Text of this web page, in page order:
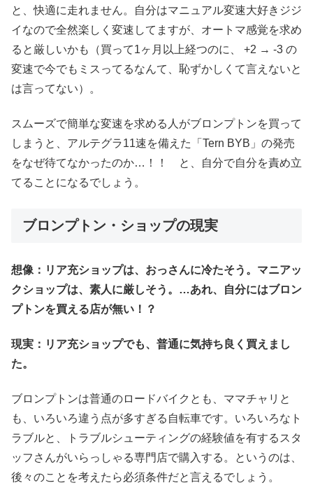
と、快適に走れません。自分はマニュアル変速大好きジジ
イなので全然楽しく変速してますが、オートマ感覚を求め
ると厳しいかも（買って1ヶ月以上経つのに、 +2 → -3 の
変速で今でもミスってるなんて、恥ずかしくて言えないと
は言ってない）。
スムーズで簡単な変速を求める人がブロンプトンを買って
しまうと、アルテグラ11速を備えた「Tern BYB」の発売
をなぜ待てなかったのか…！！ と、自分で自分を責め立
てることになるでしょう。
ブロンプトン・ショップの現実
想像：リア充ショップは、おっさんに冷たそう。マニアッ
クショップは、素人に厳しそう。…あれ、自分にはブロン
プトンを買える店が無い！？
現実：リア充ショップでも、普通に気持ち良く買えまし
た。
ブロンプトンは普通のロードバイクとも、ママチャリと
も、いろいろ違う点が多すぎる自転車です。いろいろなト
ラブルと、トラブルシューティングの経験値を有するスタ
ッフさんがいらっしゃる専門店で購入する。というのは、
後々のことを考えたら必須条件だと言えるでしょう。